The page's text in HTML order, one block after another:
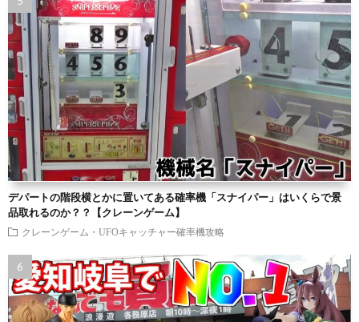
デパートの階段横とかに置いてある確率機「スナイパー」はいくらで景
品取れるのか？？【クレーンゲーム】
クレーンゲーム・UFOキャッチャー確率機攻略